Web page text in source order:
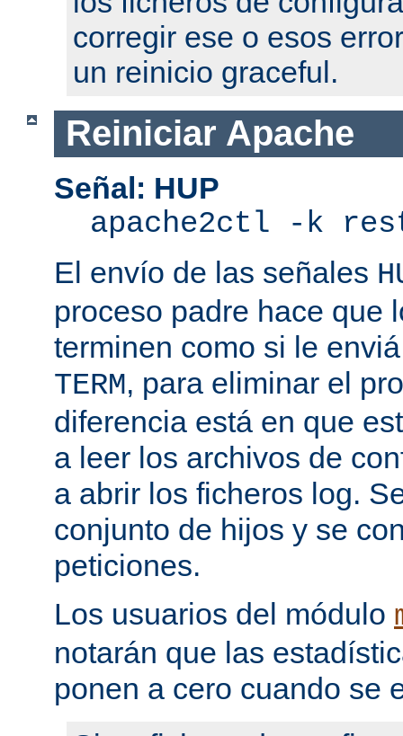
corregir ese o esos
un reinicio graceful.
Reiniciar Apache
Señal: HUP
apache2ctl -k
El envío de las señales
proceso padre hace que
terminen como si le
TERM, para eliminar el
diferencia está en que
a leer los archivos de
a abrir los ficheros log.
conjunto de hijos y se
peticiones.
Los usuarios del módulo
notarán que las
ponen a cero cuando se